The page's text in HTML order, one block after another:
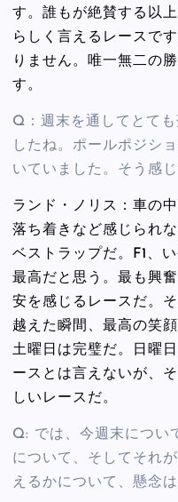
す。誰もが絶賛する以
らしく言えるレースで
りません。唯一無二の
す。
Q：週末を通してとて
したね。ポールポジシ
いていました。そう感
ランド・ノリス：車の
落ち着きなど感じられ
ベストラップだ。F1、
最高だと思う。最も興
安を感じるレースだ。
越えた瞬間、最高の笑
土曜日は完璧だ。日曜
ースとは言えないが、
しいレースだ。
Q: では、今週末につい
について、そしてそれ
えるかについて、懸念